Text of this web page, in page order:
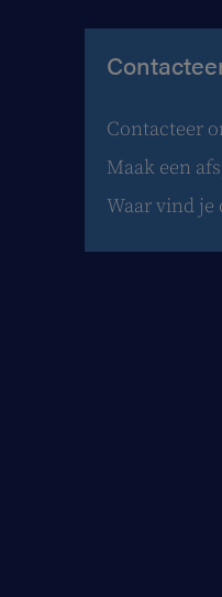
Contacteer
Maak een
Waar vind je